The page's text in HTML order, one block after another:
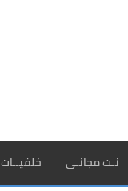
نـت مجانـى خلفيــات